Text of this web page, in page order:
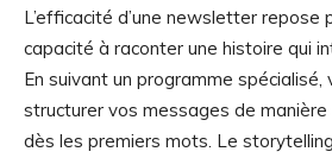
L’efficacité d’une newsletter repose
capacité à raconter une histoire qui
En suivant un programme spécialisé,
structurer vos messages de manière
dès les premiers mots. Le